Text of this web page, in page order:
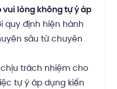
vui lòng không tự ý áp
quy định hiện hành
sâu từ chuyên
trách nhiệm cho
tự ý áp dụng kiến